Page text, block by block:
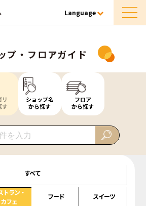
Language
プ・フロアガイド
リ
す
ショップ名
から探す
フロア
から探す
すべて
トラン・
カフェ
フード スイーツ